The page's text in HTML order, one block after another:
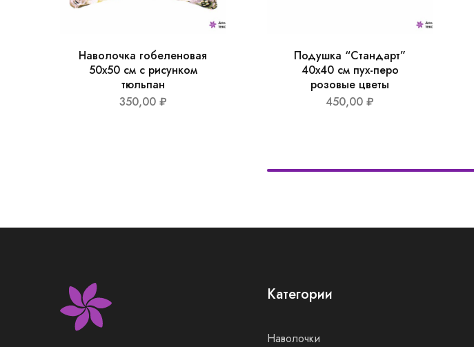
Наволочка гобеленовая
50х50 см с рисунком
тюльпан
350,00 ₽
Подушка “Стандарт”
40х40 см пух-перо
розовые цветы
450,00 ₽
Категории
Наволочки